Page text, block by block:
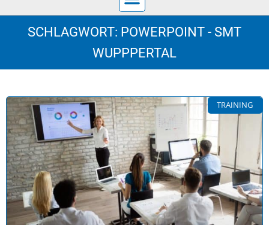
SCHLAGWORT: POWERPOINT - SMT
WUPPPERTAL
TRAINING